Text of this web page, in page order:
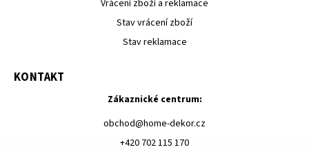
Vrácení zboží a reklamace
Stav vrácení zboží
Stav reklamace
KONTAKT
Zákaznické centrum:
obchod@home-dekor.cz
+420 702 115 170